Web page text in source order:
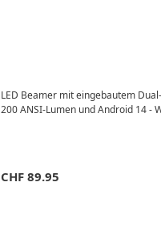
LED Beamer mit eingebautem
200 ANSI-Lumen und Android 14 -
CHF 89.95